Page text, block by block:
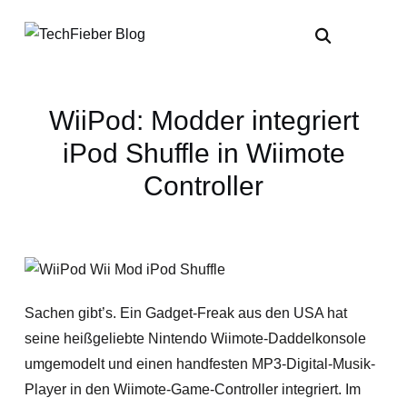
WiiPod: Modder integriert
iPod Shuffle in Wiimote
Controller
Sachen gibt’s. Ein Gadget-Freak aus den USA hat
seine heißgeliebte Nintendo Wiimote-Daddelkonsole
umgemodelt und einen handfesten MP3-Digital-Musik-
Player in den Wiimote-Game-Controller integriert. Im